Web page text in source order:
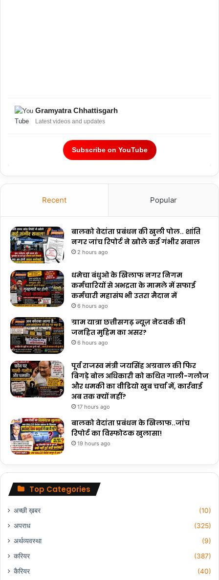
Gramyatra Chhattisgarh
Latest videos and updates
Subscribe on YouTube
Recent Popular
बालको वेदांता प्रबंधन की खुली पोल.. शांति
नगर जांच रिपोर्ट ने खोले कई गंभीर सवाल
2 hours ago
धमेचा बंधुओ के खिलाफ नगर निगम
कर्मचारियों से अभद्रता के मामले में सफाई
कर्मचारी महासंघ भी उतरा मैदान में
6 hours ago
ग्राम यात्रा छत्तीसगढ़ न्यूज़ नेटवर्क की
जनहित मुहिम का असर?
6 hours ago
पूर्व राजस्व मंत्री जयसिंह अग्रवाल की फिर
बिगड़े बोल अधिकारी को कथित गाली-गलौज
और धमकी का वीडियो खुब चर्चा में, कार्रवाई
अब तक क्यों नहीं?
17 hours ago
बालको वेदांता प्रबंधन के खिलाफ..जांच
रिपोर्ट का विस्फोटक खुलासा!
19 hours ago
Top Categories
अच्छी ख़बर
(10)
अपराध
(325)
अर्थव्यवस्था
(9)
करियर
(387)
कैरियर
(40)